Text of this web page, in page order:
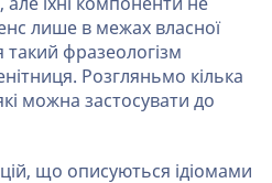
лише в межах власної
такий фразеологізм
Розгляньмо кілька
можна застосувати до
що описуються ідіомами